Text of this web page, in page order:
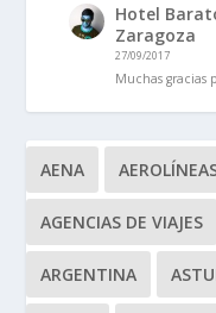
Hotel
Zaragoza
27/09/2017
Muchas
AENA
AGENCIAS DE VIAJES
ARGENTINA